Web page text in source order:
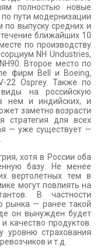
полностью новые
пути модернизации
по выпуску средних и
ближайших 10
по производству
NH Undustries,
Второе место по
фирм Bell и Boeing,
22 Osprey. Также по
на российскую
нем и индийских, и
заметно возрасти
стратегия для всех
— уже существует —
хотя в России оба
базу. Не менее
вертолетных тем в
могут повлиять на
В частности
рынка — ранее такой
он вынужден будет
качество продуктов.
уровню страхования
и т.д.